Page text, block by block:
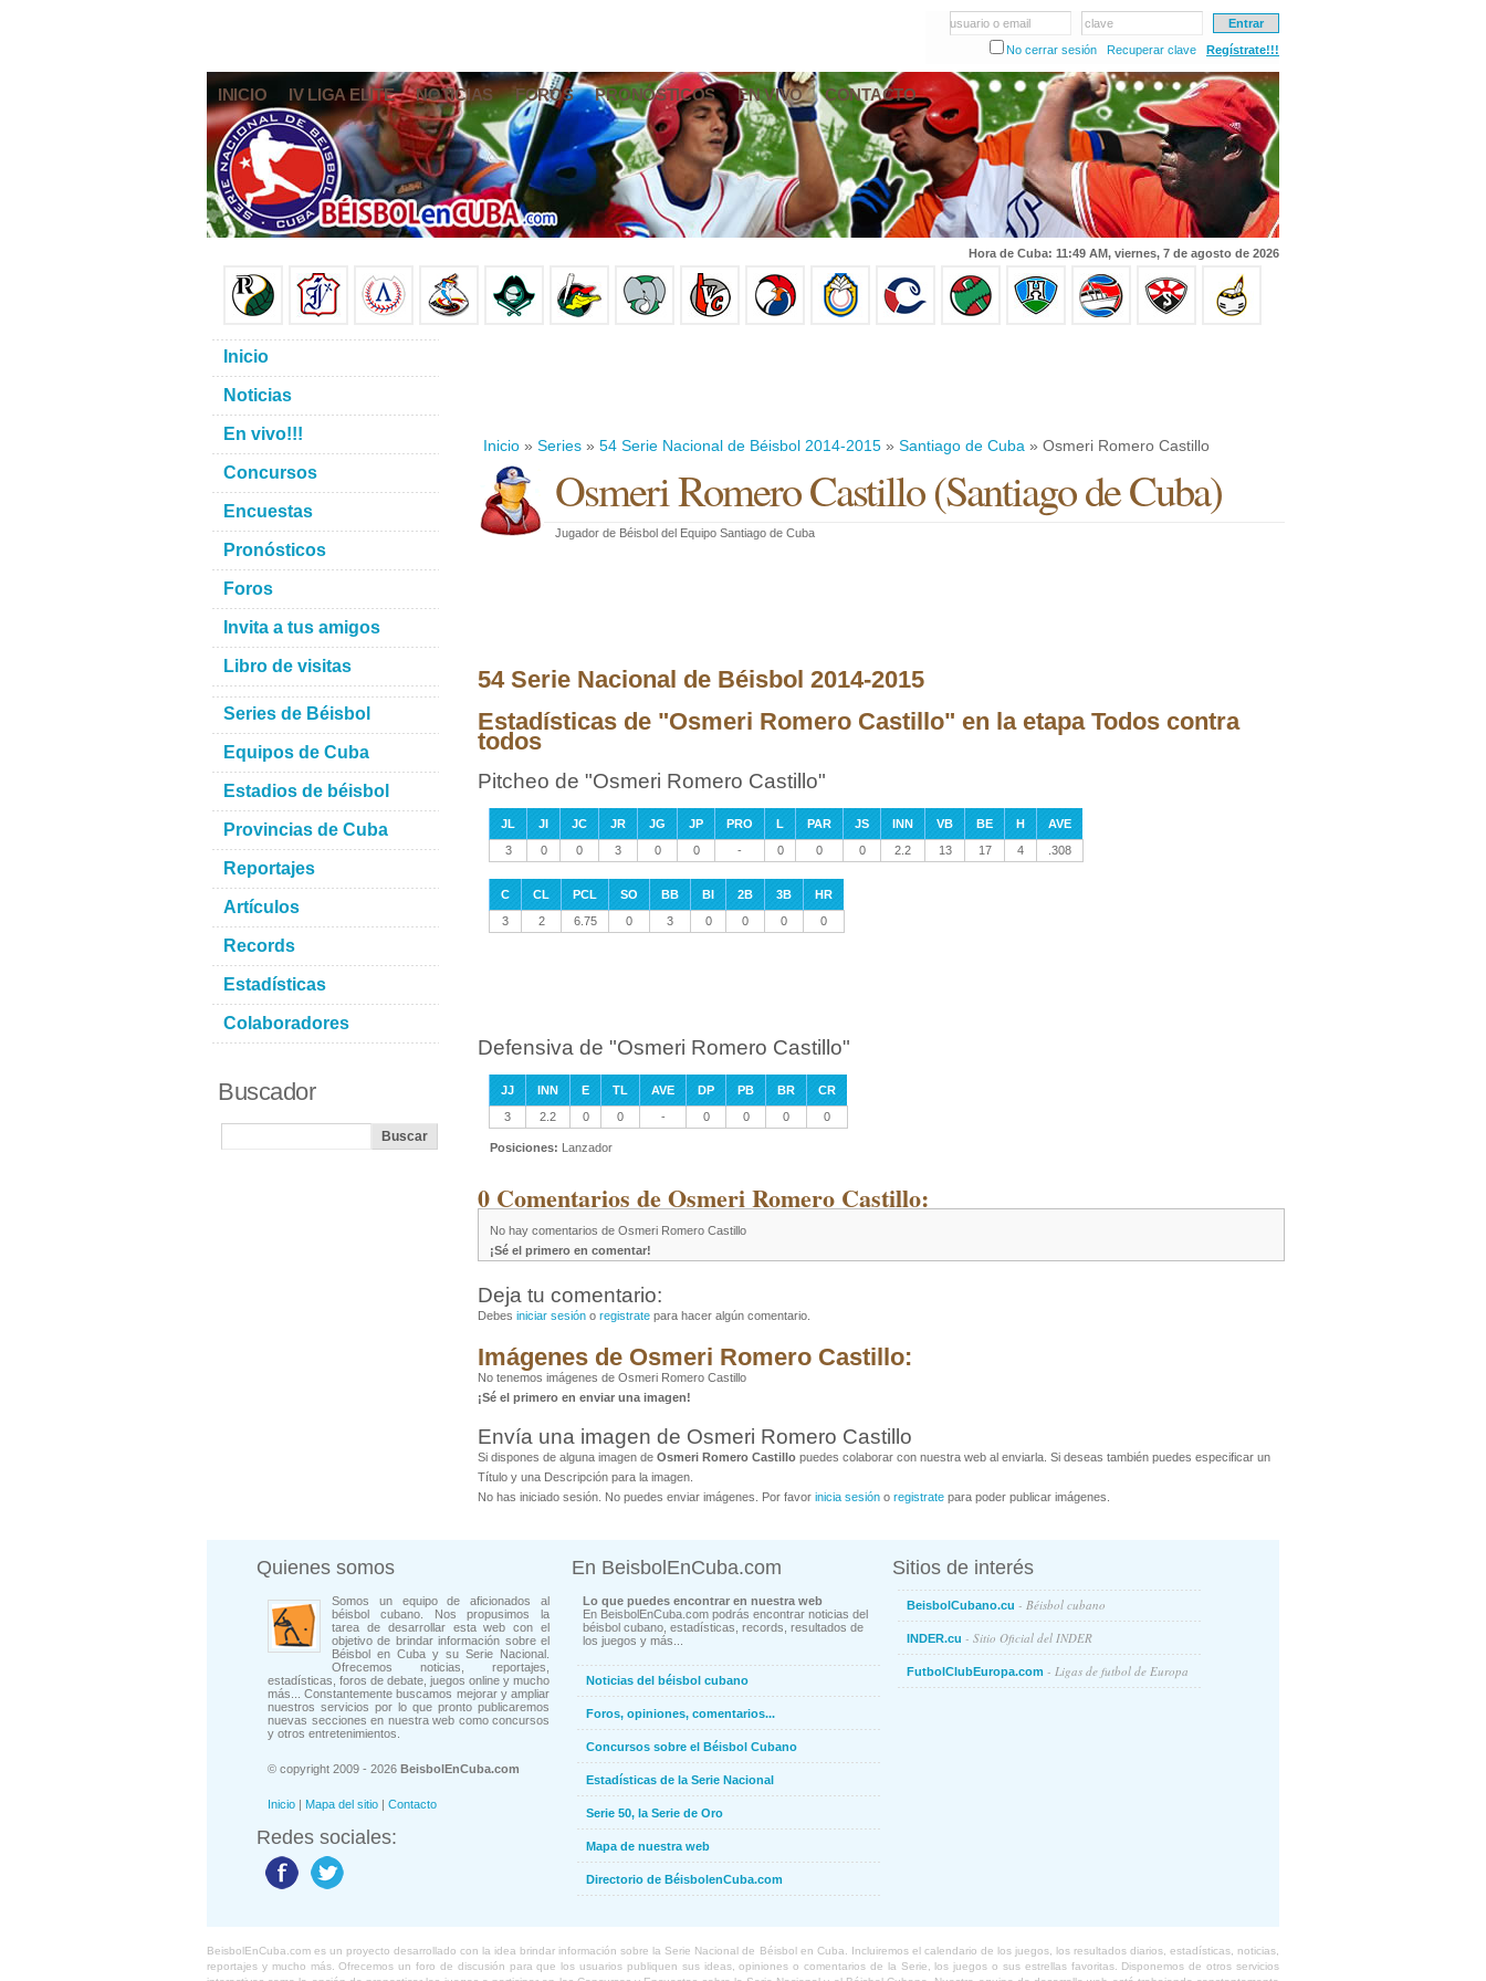
usuario o email
clave
No cerrar sesión
Recuperar clave Regístrate!!!
INICIO IV LIGA ELITE NOTICIAS FOROS PRONÓSTICOS EN VIVO CONTACTO
Hora de Cuba: 11:49 AM, viernes, 7 de agosto de 2026
Inicio » Series » 54 Serie Nacional de Béisbol 2014-2015 » Santiago de Cuba » Osmeri Romero Castillo
Osmeri Romero Castillo(Santiago de Cuba)
Jugador de Béisbol del Equipo Santiago de Cuba
54 Serie Nacional de Béisbol 2014-2015
Estadísticas de "Osmeri Romero Castillo" en la etapa Todos contra
todos
Pitcheo de "Osmeri Romero Castillo"
JL JI JC JR JG JP PRO L PAR JS INN VB BE H
AVE
3
0 0 3 0 0 - 0 0 0 2.2 13 17 4 .308
C CL PCL SO BB BI 2B 3B
HR
3
2 6.75 0 3 0 0 0 0
Defensiva de "Osmeri Romero Castillo"
JJ INN E TL AVE DP PB BR
CR
3
2.2 0 0 - 0 0 0 0
Posiciones: Lanzador
0 Comentarios de Osmeri Romero Castillo:
No hay comentarios de Osmeri Romero Castillo
¡Sé el primero en comentar!
Deja tu comentario:
Debes iniciar sesión o registrate para hacer algún comentario.
Imágenes de Osmeri Romero Castillo:
No tenemos imágenes de Osmeri Romero Castillo
¡Sé el primero en enviar una imagen!
Envía una imagen de Osmeri Romero Castillo
Si dispones de alguna imagen de Osmeri Romero Castillo puedes colaborar con nuestra web al enviarla. Si deseas también puedes especificar un
Título y una Descripción para la imagen.
No has iniciado sesión. No puedes enviar imágenes. Por favor inicia sesión o registrate para poder publicar imágenes.
Inicio
Noticias
En vivo!!!
Concursos
Encuestas
Pronósticos
Foros
Invita a tus amigos
Libro de visitas
Series de Béisbol
Equipos de Cuba
Estadios de béisbol
Provincias de Cuba
Reportajes
Artículos
Records
Estadísticas
Colaboradores
Buscador
Quienes somos
Somos un equipo de aficionados al
béisbol cubano. Nos propusimos la
tarea de desarrollar esta web con el
objetivo de brindar información sobre el
Béisbol en Cuba y su Serie Nacional.
Ofrecemos noticias, reportajes,
estadísticas, foros de debate, juegos online y mucho
más... Constantemente buscamos mejorar y ampliar
nuestros servicios por lo que pronto publicaremos
nuevas secciones en nuestra web como concursos
y otros entretenimientos.
© copyright 2009 - 2026 BeisbolEnCuba.com
Inicio | Mapa del sitio | Contacto
Redes sociales:
En BeisbolEnCuba.com
Lo que puedes encontrar en nuestra web
En BeisbolEnCuba.com podrás encontrar noticias del
béisbol cubano, estadísticas, records, resultados de
los juegos y más...
Noticias del béisbol cubano
Foros, opiniones, comentarios...
Concursos sobre el Béisbol Cubano
Estadísticas de la Serie Nacional
Serie 50, la Serie de Oro
Mapa de nuestra web
Directorio de BéisbolenCuba.com
Sitios de interés
BeisbolCubano.cu - Béisbol cubano
INDER.cu - Sitio Oficial del INDER
FutbolClubEuropa.com - Ligas de futbol de Europa
BeisbolEnCuba.com es un proyecto desarrollado con la idea brindar información sobre la Serie Nacional de Béisbol en Cuba. Incluiremos el calendario de los juegos, los resultados diarios, estadísticas, noticias,
reportajes y mucho más. Ofrecemos un foro de discusión para que los usuarios publiquen sus ideas, opiniones o comentarios de la Serie, los juegos o sus estrellas favoritas. Disponemos de otros servicios